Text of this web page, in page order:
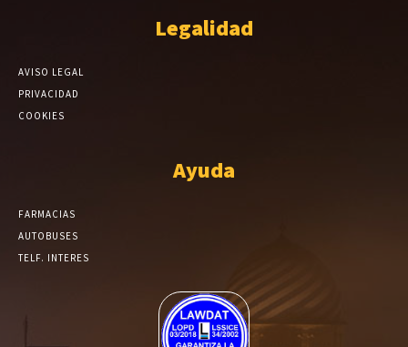
Legalidad
AVISO LEGAL
PRIVACIDAD
COOKIES
Ayuda
FARMACIAS
AUTOBUSES
TELF. INTERES